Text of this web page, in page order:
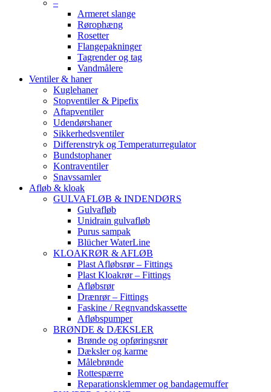
–
Armeret slange
Rørophæng
Rosetter
Flangepakninger
Tagrender og tag
Vandmålere
Ventiler & haner
Kuglehaner
Stopventiler & Pipefix
Aftapventiler
Udendørshaner
Sikkerhedsventiler
Differenstryk og Temperaturregulator
Bundstophaner
Kontraventiler
Snavssamler
Afløb & kloak
GULVAFLØB & INDENDØRS
Gulvafløb
Unidrain gulvafløb
Purus sampak
Blücher WaterLine
KLOAKRØR & AFLØB
Plast Afløbsrør – Fittings
Plast Kloakrør – Fittings
Afløbsrør
Drænrør – Fittings
Faskine / Regnvandskassette
Afløbspumper
BRØNDE & DÆKSLER
Brønde og opføringsrør
Dæksler og karme
Målebrønde
Rottespærre
Reparationsklemmer og bandagemuffer